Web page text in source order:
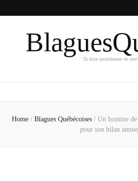
Ta dose quotidienne de rire!
Home / Blagues Québécoises / Un homme
pour son bilan annuel